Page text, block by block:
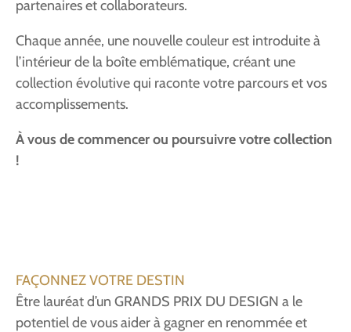
partenaires et collaborateurs.
Chaque année, une nouvelle couleur est introduite à
l’intérieur de la boîte emblématique, créant une
collection évolutive qui raconte votre parcours et vos
accomplissements.
À vous de commencer ou poursuivre votre collection
!
FAÇONNEZ VOTRE DESTIN
Être lauréat d’un GRANDS PRIX DU DESIGN a le
potentiel de vous aider à gagner en renommée et